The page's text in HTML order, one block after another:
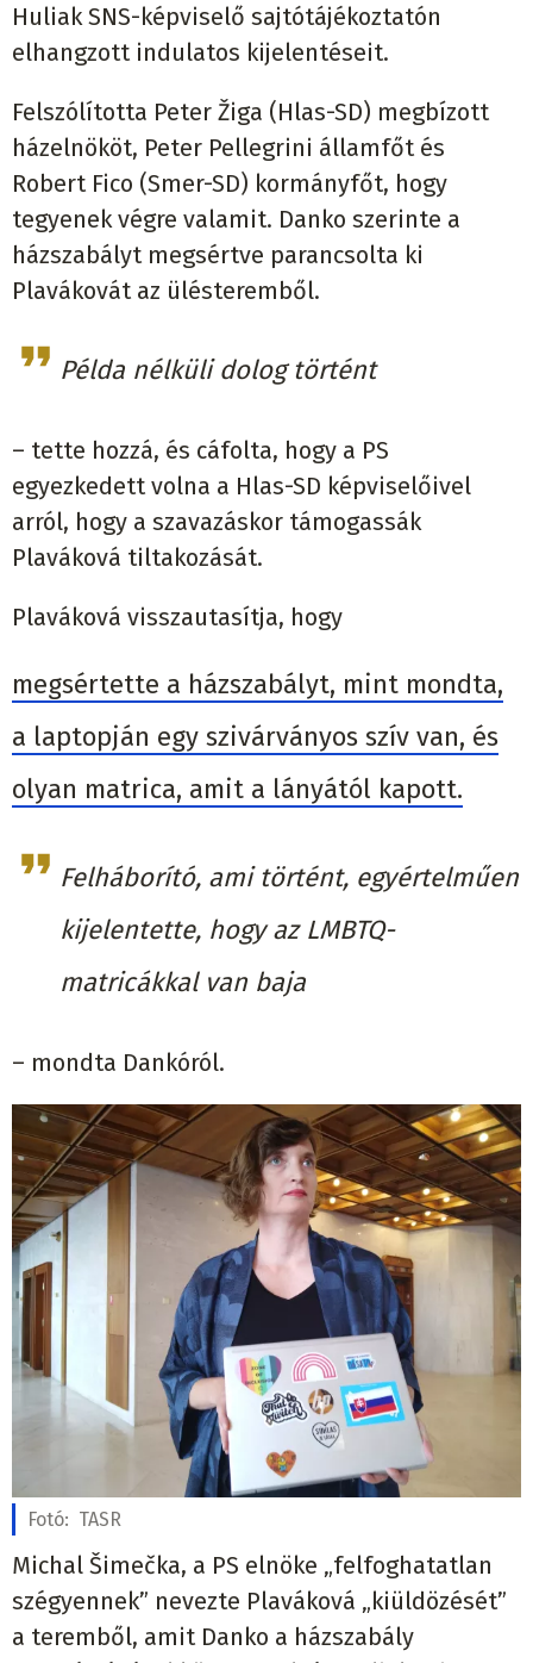
Huliak SNS-képviselő sajtótájékoztatón
elhangzott indulatos kijelentéseit.
Felszólította Peter Žiga (Hlas-SD) megbízott
házelnököt, Peter Pellegrini államfőt és
Robert Fico (Smer-SD) kormányfőt, hogy
tegyenek végre valamit. Danko szerinte a
házszabályt megsértve parancsolta ki
Plavákovát az ülésteremből.
Példa nélküli dolog történt
– tette hozzá, és cáfolta, hogy a PS
egyezkedett volna a Hlas-SD képviselőivel
arról, hogy a szavazáskor támogassák
Plaváková tiltakozását.
Plaváková visszautasítja, hogy
megsértette a házszabályt, mint mondta,
a laptopján egy szivárványos szív van, és
olyan matrica, amit a lányától kapott.
Felháborító, ami történt, egyértelműen
kijelentette, hogy az LMBTQ-
matricákkal van baja
– mondta Dankóról.
Fotó: TASR
Michal Šimečka, a PS elnöke „felfoghatatlan
szégyennek” nevezte Plaváková „kiüldözését”
a teremből, amit Danko a házszabály